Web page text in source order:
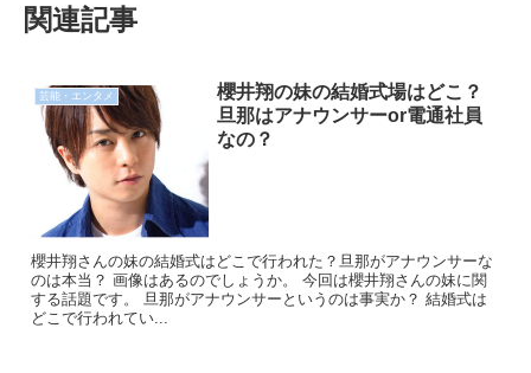
関連記事
芸能・エンタメ
櫻井翔の妹の結婚式場はどこ？
旦那はアナウンサーor電通社員
なの？
櫻井翔さんの妹の結婚式はどこで行われた？旦那がアナウンサーな
のは本当？ 画像はあるのでしょうか。 今回は櫻井翔さんの妹に関
する話題です。 旦那がアナウンサーというのは事実か？ 結婚式は
どこで行われてい...